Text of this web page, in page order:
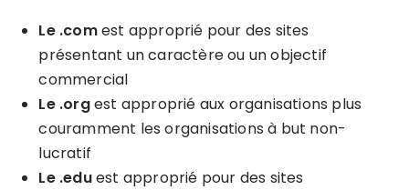
Le .comest approprié pour des sites
présentant un caractère ou un objectif
commercial
Le .orgest approprié aux organisations plus
couramment les organisations à but non-
lucratif
Le .eduest approprié pour des sites